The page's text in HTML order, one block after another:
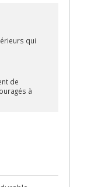
qui
de
à